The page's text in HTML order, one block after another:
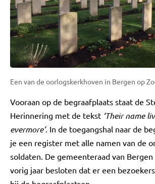
Een van de oorlogskerkhoven in Bergen op
Vooraan op de begraafplaats staat de
Herinnering met de tekst ‘Their name
evermore’. In de toegangshal naar de
je een register met alle namen van de
soldaten. De gemeenteraad van
vorig jaar besloten dat er een